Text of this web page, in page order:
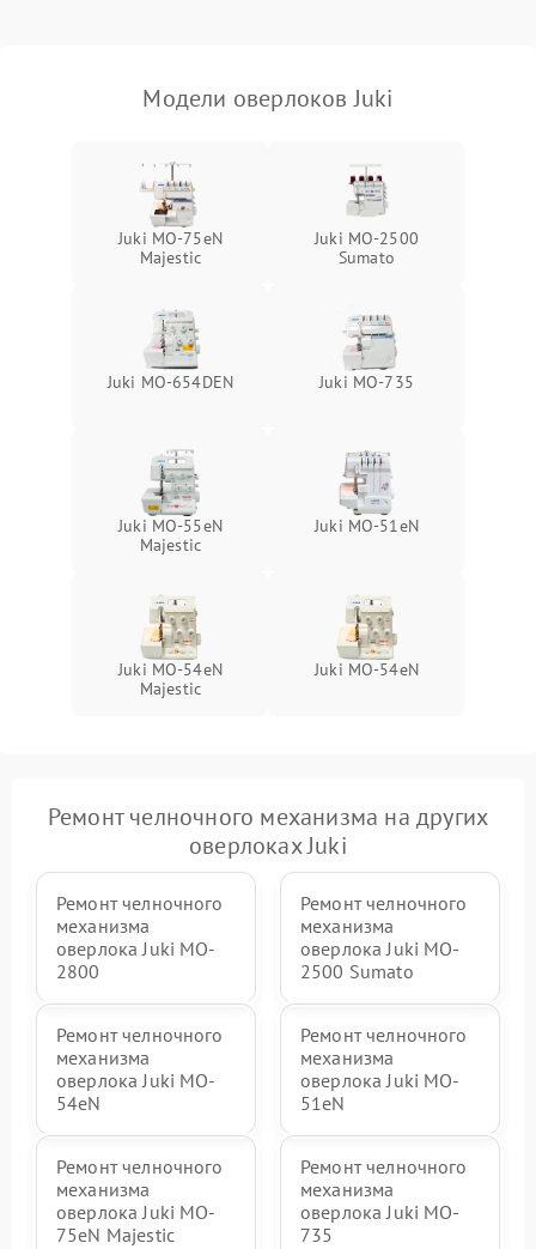
Модели оверлоков Juki
Juki MO-75eN
Majestic
Juki MO-2500
Sumato
Juki MO-654DEN Juki MO-735
Juki MO-55eN
Majestic
Juki MO-51eN
Juki MO-54eN
Majestic
Juki MO-54eN
Ремонт челночного механизма на других
оверлоках Juki
Ремонт челночного
механизма
оверлока Juki MO-
2800
Ремонт челночного
механизма
оверлока Juki MO-
2500 Sumato
Ремонт челночного
механизма
оверлока Juki MO-
54eN
Ремонт челночного
механизма
оверлока Juki MO-
51eN
Ремонт челночного
механизма
оверлока Juki MO-
75eN Majestic
Ремонт челночного
механизма
оверлока Juki MO-
735